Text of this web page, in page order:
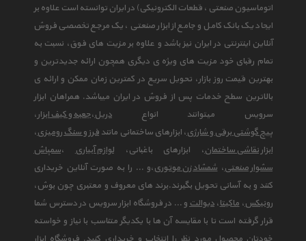
اتوماسیون صنعتی ، قطعات الکترونیکی) در ایران توانسته است علاوه بر
ایجاد یک بانک کامل و جامع از ابزار صنعتی ، یک مرجع تخصصی فروش
آنلاین اینترنتی در ایران نیز باشد و علاوه بر مزیت های فوق، نسبت به
تمام رقبای خود مزیت های ویژه ی دیگری همچون ارائه جدیدترین و
بهترین قیمت روز بازار، تحویل سریع در کمترین زمان ممکن و ارائه ی
بالاترین سطح خدمات پس از فروش در ایران میباشد. همراهان ابزار
سرویس میتوانند انواع دریل،جعبه و کیف ابزار،
پیچ گوشتی برقی و شارژی، ابزارهای ساختمانی مانند فرز و سنگ رومیزی،
ابزار نقاشی ساختمان، ابزارهای باغبانی،لوازم آبیاری ،سمپاش
سشوار صنعتی،شمشاد زن موتوری،و ... را به صورت آنلاین خریداری
کنند و به آسانی تحویل بگیرند.برند های معروف و معتبری چون بوش،
رونیکس،ماکیتا،دیوالتو ... در فروشگاه ابزار سرویس در دسترس شما
قرار گرفته است تا با مقایسه آن ها با یکدیگر متناسب با نیاز و خواسته